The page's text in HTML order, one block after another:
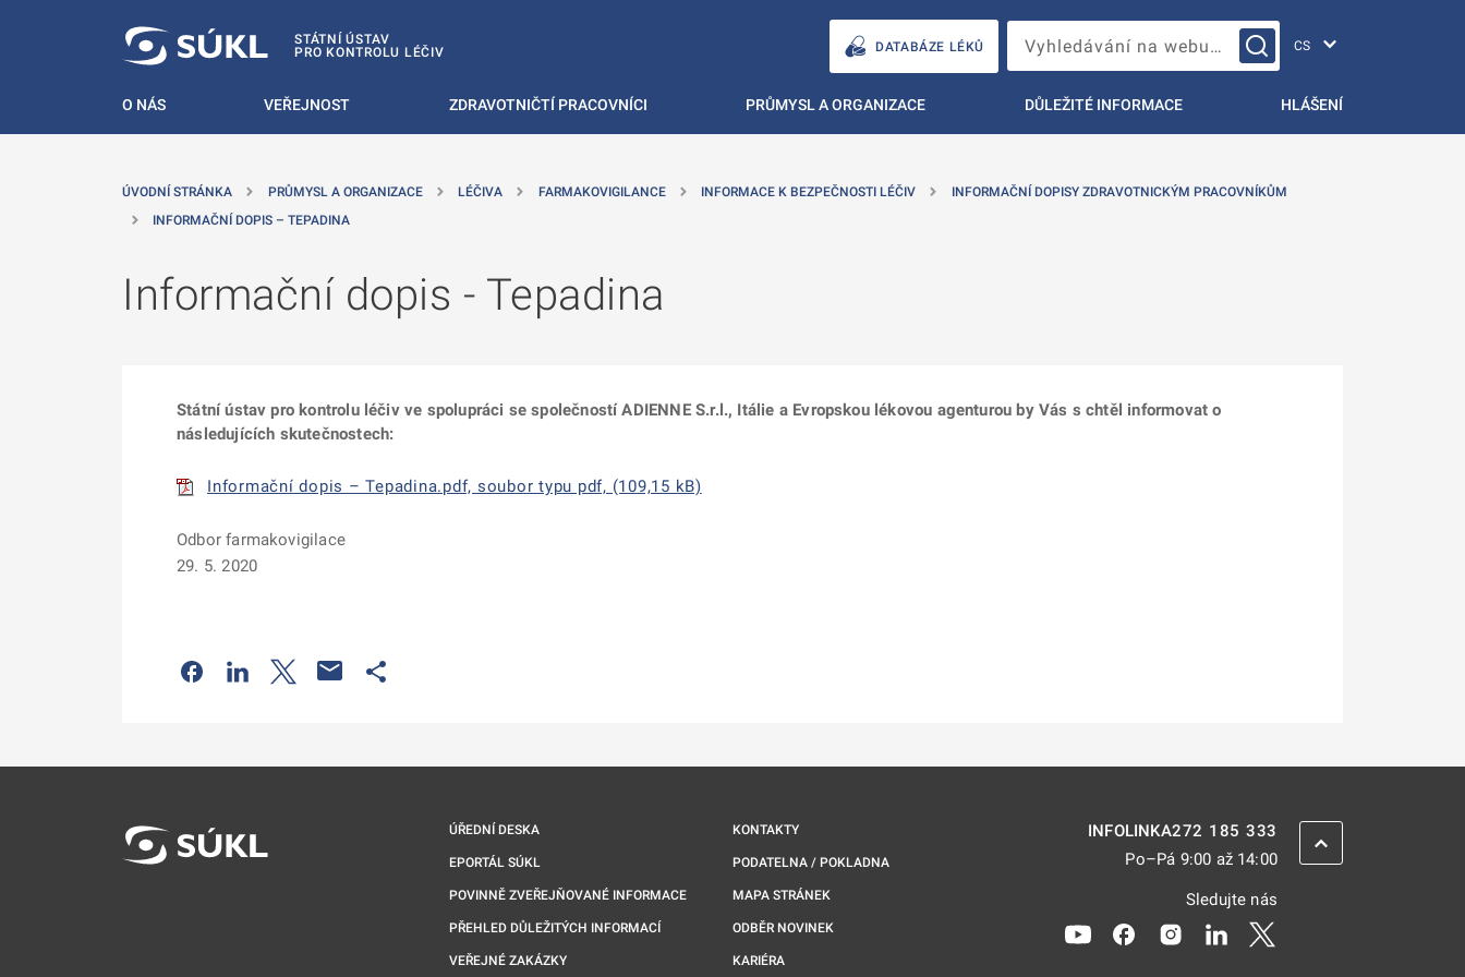
STÁTNÍ ÚSTAV
PRO KONTROLU LÉČIV
DATABÁZE LÉKŮ Vyhledávání na webu…
O NÁS VEŘEJNOST ZDRAVOTNIČTÍ PRACOVNÍCI PRŮMYSL A ORGANIZACE DŮLEŽITÉ INFORMACE HLÁŠENÍ
ÚVODNÍ STRÁNKA PRŮMYSL A ORGANIZACE LÉČIVA FARMAKOVIGILANCE INFORMACE K BEZPEČNOSTI LÉČIV
INFORMAČNÍ DOPISY ZDRAVOTNICKÝM PRACOVNÍKŮM
INFORMAČNÍ DOPIS – TEPADINA
Informační dopis - Tepadina
Státní ústav pro kontrolu léčiv ve spolupráci se společností ADIENNE S.r.l., Itálie a Evropskou lékovou agenturou by Vás s chtěl informovat o
následujících skutečnostech:
Informační dopis – Tepadina.pdf, soubor typu pdf, (109,15 kB)
Odbor farmakovigilace
29. 5. 2020
Odkaz se otevře na nové kartě
Odkaz se otevře na nové kartě
Odkaz se otevře na nové kartě
ÚŘEDNÍ DESKA
EPORTÁL SÚKL
POVINNĚ ZVEŘEJŇOVANÉ INFORMACE
PŘEHLED DŮLEŽITÝCH INFORMACÍ
VEŘEJNÉ ZAKÁZKY
KONTAKTY
PODATELNA / POKLADNA
MAPA STRÁNEK
ODBĚR NOVINEK
KARIÉRA
INFOLINKA272 185 333
Po–Pá 9:00 až 14:00
Sledujte nás
Odkaz se otevře na nové kartě
Odkaz se otevře na nové kartě
Odkaz se otevře na nové kartě
Odkaz se otevře na nové
ZPĚT NAHORU